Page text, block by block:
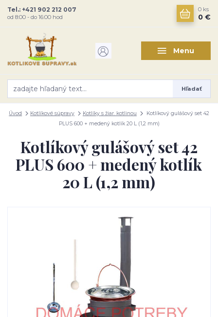
Menu
Hľadať
Tel.: +421 902 212 007
od 8:00 - do 16:00 hod
0 ks
0 €
Úvod Kotlíkové súpravy Kotlíky s žiar. kotlinou
Kotlíkový gulášový set 42
PLUS 600 + medený kotlík 20 L (1,2 mm)
Kotlíkový gulášový set 42
PLUS 600 + medený kotlík
20 L (1,2 mm)